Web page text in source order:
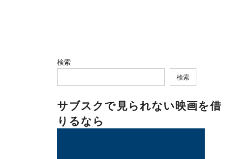
検索
検索
サブスクで見られない映画を借
りるなら